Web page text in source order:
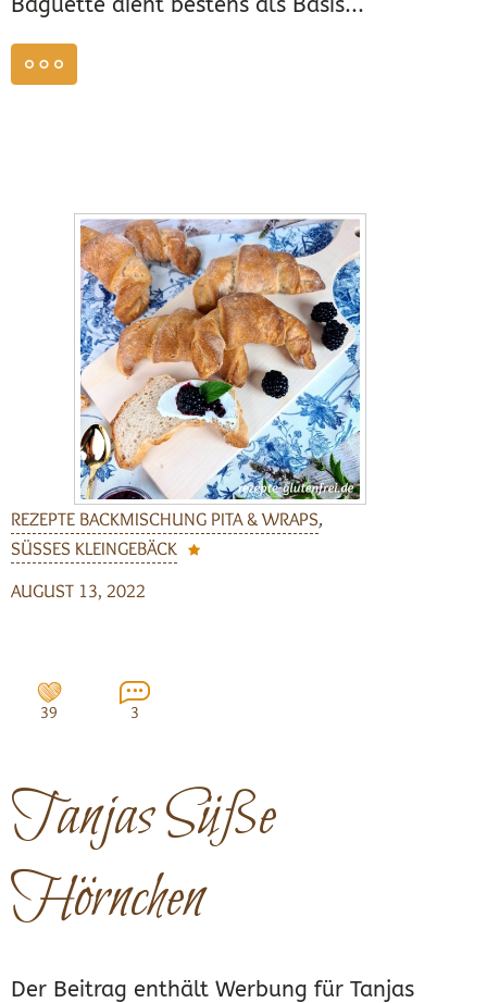
REZEPTE BACKMISCHUNG PITA & WRAPS,
SÜSSES KLEINGEBÄCK
AUGUST 13, 2022
39 3
Tanjas Süße
Hörnchen
Der Beitrag enthält Werbung für Tanjas